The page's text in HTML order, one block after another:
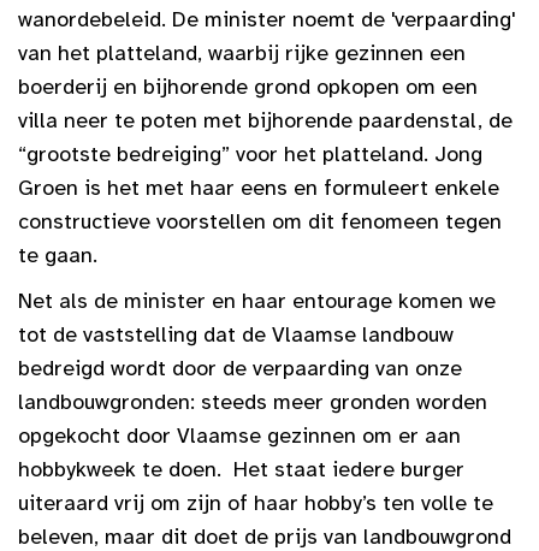
wanordebeleid. De minister noemt de 'verpaarding'
van het platteland, waarbij rijke gezinnen een
boerderij en bijhorende grond opkopen om een
villa neer te poten met bijhorende paardenstal, de
“grootste bedreiging” voor het platteland. Jong
Groen is het met haar eens en formuleert enkele
constructieve voorstellen om dit fenomeen tegen
te gaan.
Net als de minister en haar entourage komen we
tot de vaststelling dat de Vlaamse landbouw
bedreigd wordt door de verpaarding van onze
landbouwgronden: steeds meer gronden worden
opgekocht door Vlaamse gezinnen om er aan
hobbykweek te doen. Het staat iedere burger
uiteraard vrij om zijn of haar hobby’s ten volle te
beleven, maar dit doet de prijs van landbouwgrond